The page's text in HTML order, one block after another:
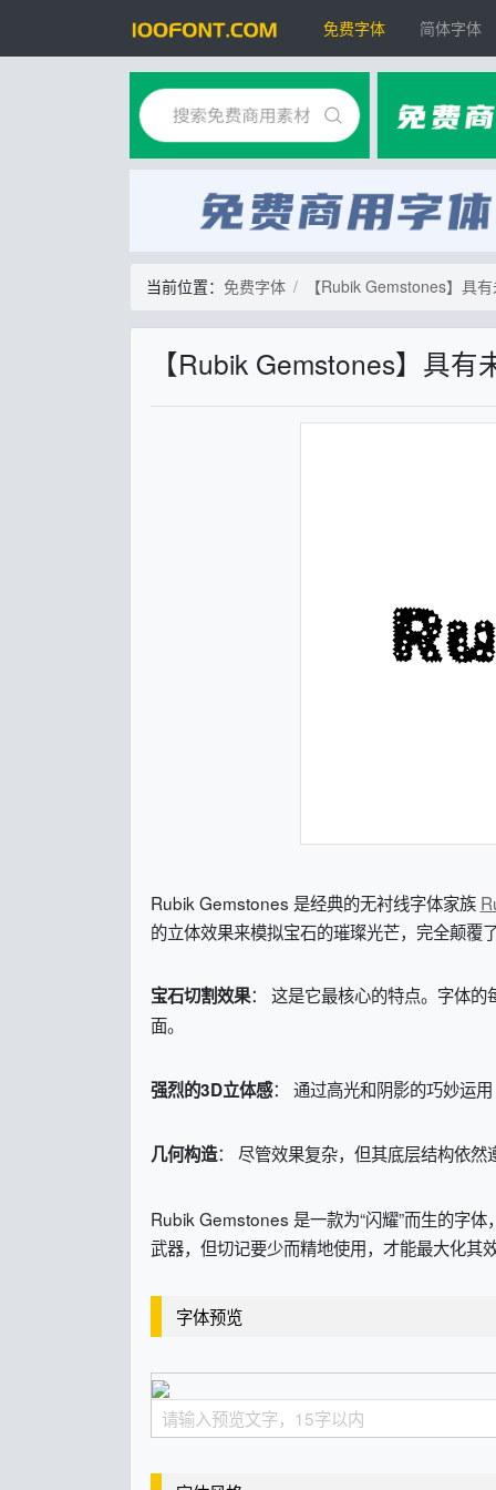
免费字体 简体字体
当前位置： 免费字体 【Rubik Gemstones】具
【Rubik Gemstones】具
Rubik Gemstones 是经典的无衬线字体家族
的立体效果来模拟宝石的璀璨光芒，完全颠覆
宝石切割效果： 这是它最核心的特点。字体
面。
强烈的3D立体感： 通过高光和阴影的巧妙运
几何构造： 尽管效果复杂，但其底层结构依
Rubik Gemstones 是一款为“闪耀”而生的字
武器，但切记要少而精地使用，才能最大化其
字体预览